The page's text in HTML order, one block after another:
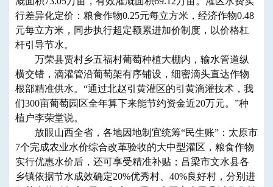
行差异化定价：粮食作物0.25元每立方米，经济作物0.48
元每立方米，同步执行超定额累进加价制度，以价格杠
杆引导节水。
万荣县贾村乡五福村葡萄种植大棚内，输水管道纵
横交错，滴灌管沿葡萄架有序铺设，细密滴头直达作物
根部精准供水。“通过北赵引黄灌区的引黄滴灌技术，我
们300亩葡萄园区全年算下来能节约资金近20万元。”种
植户李荣堂说。
放眼山西全省，各地因地制宜统筹“民生账”：太原市
7个完成农业水价综合改革验收的大中型灌区，粮食作物
实行优惠水价后，还可享受精准补贴；吕梁市文水县各
乡镇依据节水成效确定20%优秀村、40%良好村，分别进